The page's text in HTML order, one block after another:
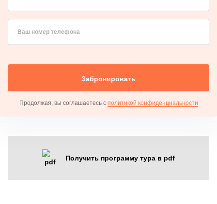
Ваш номер телефона
Забронировать
Продолжая, вы соглашаетесь с политикой конфиденциальности
Получить программу тура в pdf